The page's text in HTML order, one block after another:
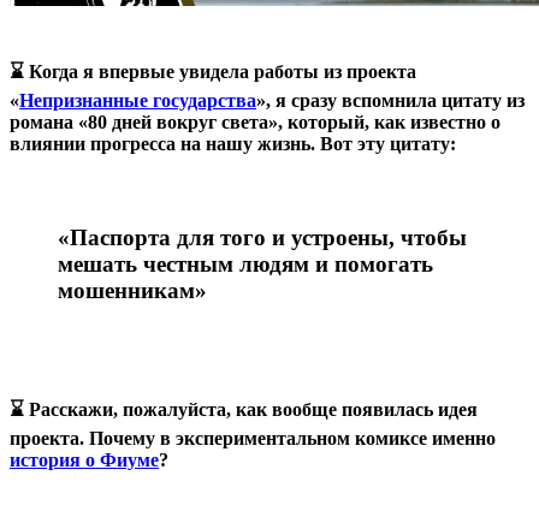
⌛ Когда я впервые увидела работы из проекта
«Непризнанные государства», я сразу вспомнила цитату из
романа «80 дней вокруг света», который, как известно о
влиянии прогресса на нашу жизнь. Вот эту цитату:
«Паспорта для того и устроены, чтобы
мешать честным людям и помогать
мошенникам»
⌛ Расскажи, пожалуйста, как вообще появилась идея
проекта. Почему в экспериментальном комиксе именно
история о Фиуме?